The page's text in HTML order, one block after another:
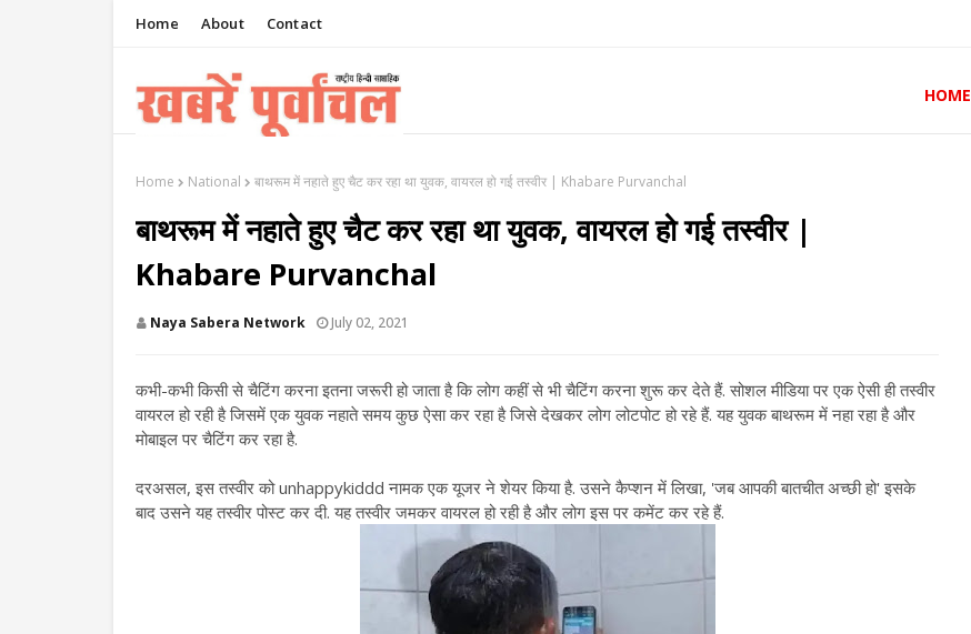
Home About Contact
HOME
Home National बाथरूम में नहाते हुए चैट कर रहा था युवक, वायरल हो गई तस्वीर | Khabare Purvanchal
बाथरूम में नहाते हुए चैट कर रहा था युवक, वायरल हो गई तस्वीर |
Khabare Purvanchal
Naya Sabera Network July 02, 2021
कभी-कभी किसी से चैटिंग करना इतना जरूरी हो जाता है कि लोग कहीं से भी चैटिंग करना शुरू कर देते हैं. सोशल मीडिया पर एक ऐसी ही तस्वीर
वायरल हो रही है जिसमें एक युवक नहाते समय कुछ ऐसा कर रहा है जिसे देखकर लोग लोटपोट हो रहे हैं. यह युवक बाथरूम में नहा रहा है और
मोबाइल पर चैटिंग कर रहा है.
दरअसल, इस तस्वीर को unhappykiddd नामक एक यूजर ने शेयर किया है. उसने कैप्शन में लिखा, 'जब आपकी बातचीत अच्छी हो' इसके
बाद उसने यह तस्वीर पोस्ट कर दी. यह तस्वीर जमकर वायरल हो रही है और लोग इस पर कमेंट कर रहे हैं.